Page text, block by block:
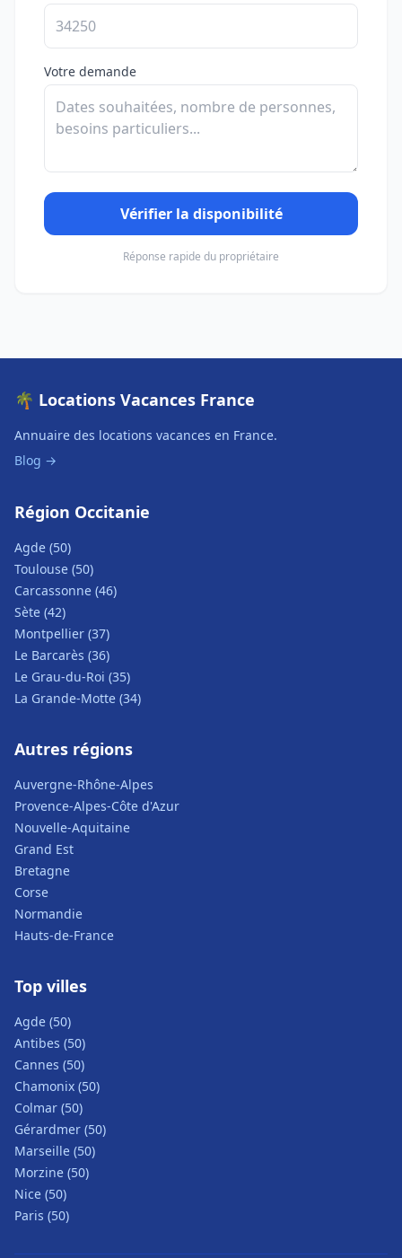
Votre demande
Vérifier la disponibilité
Réponse rapide du propriétaire
🌴 Locations Vacances France
Annuaire des locations vacances en France.
Blog →
Région Occitanie
Agde (50)
Toulouse (50)
Carcassonne (46)
Sète (42)
Montpellier (37)
Le Barcarès (36)
Le Grau-du-Roi (35)
La Grande-Motte (34)
Autres régions
Auvergne-Rhône-Alpes
Provence-Alpes-Côte d'Azur
Nouvelle-Aquitaine
Grand Est
Bretagne
Corse
Normandie
Hauts-de-France
Top villes
Agde (50)
Antibes (50)
Cannes (50)
Chamonix (50)
Colmar (50)
Gérardmer (50)
Marseille (50)
Morzine (50)
Nice (50)
Paris (50)